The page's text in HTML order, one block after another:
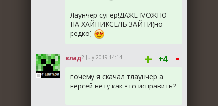
Лаунчер супер!ДАЖЕ МОЖНО
НА ХАЙПИКСЕЛЬ ЗАЙТИ(но
редко)
влад2 July 2019 14:14 + +4 -
почему я скачал тлаунчер а
версей нету как это исправить?